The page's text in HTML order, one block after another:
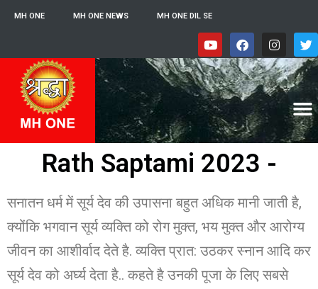
MH ONE MH ONE NEWS MH ONE DIL SE
Rath Saptami 2023 -
सनातन धर्म में सूर्य देव की उपासना बहुत अधिक मानी जाती है,
क्योंकि भगवान सूर्य व्यक्ति को रोग मुक्त, भय मुक्त और आरोग्य
जीवन का आशीर्वाद देते है. व्यक्ति प्रात: उठकर स्नान आदि कर
सूर्य देव को अर्घ्य देता है.. कहते है उनकी पूजा के लिए सबसे